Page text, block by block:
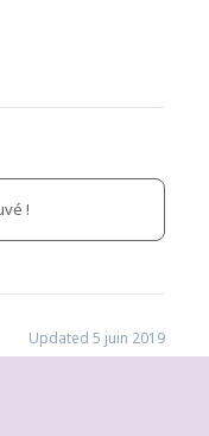
!
Updated 5 juin 2019